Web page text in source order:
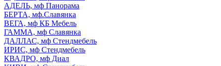
АДЕЛЬ, мф Панорама
БЕРТА, мф.Славянка
ВЕГА, мф КБ Мебель
ГАММА, мф Славянка
ДАЛЛАС, мф Стендмебель
ИРИС, мф Стендмебель
КВАДРО, мф Диал